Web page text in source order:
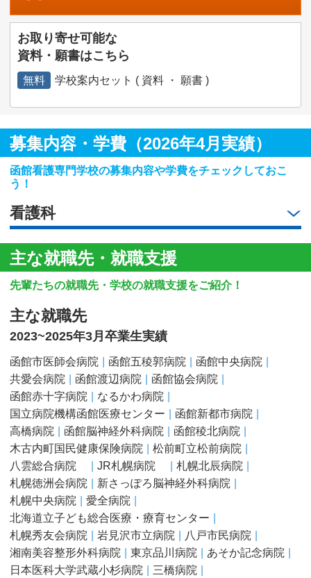
お取り寄せ可能な
資料・願書はこちら
無料 学校案内セット ( 資料 ・ 願書 )
募集内容・学費（2026年4月実績）
函館看護専門学校の募集内容や学費をチェックしておこ
う！
看護科
主な就職先・就職支援
先輩たちの就職先・学校の就職支援をご紹介！
主な就職先
2023~2025年3月卒業生実績
函館市医師会病院 函館五稜郭病院
函館中央病院
共愛会病院
函館渡辺病院
函館協会病院
函館赤十字病院
なるかわ病院
国立病院機構函館医療センター
函館新都市病院
高橋病院
函館脳神経外科病院
函館稜北病院
木古内町国民健康保険病院
松前町立松前病院
八雲総合病院
JR札幌病院
札幌北辰病院
札幌徳洲会病院
新さっぽろ脳神経外科病院
札幌中央病院
愛全病院
北海道立子ども総合医療・療育センター
札幌秀友会病院
岩見沢市立病院
八戸市民病院
湘南美容整形外科病院
東京品川病院
あそか記念病院
日本医科大学武蔵小杉病院
三橋病院